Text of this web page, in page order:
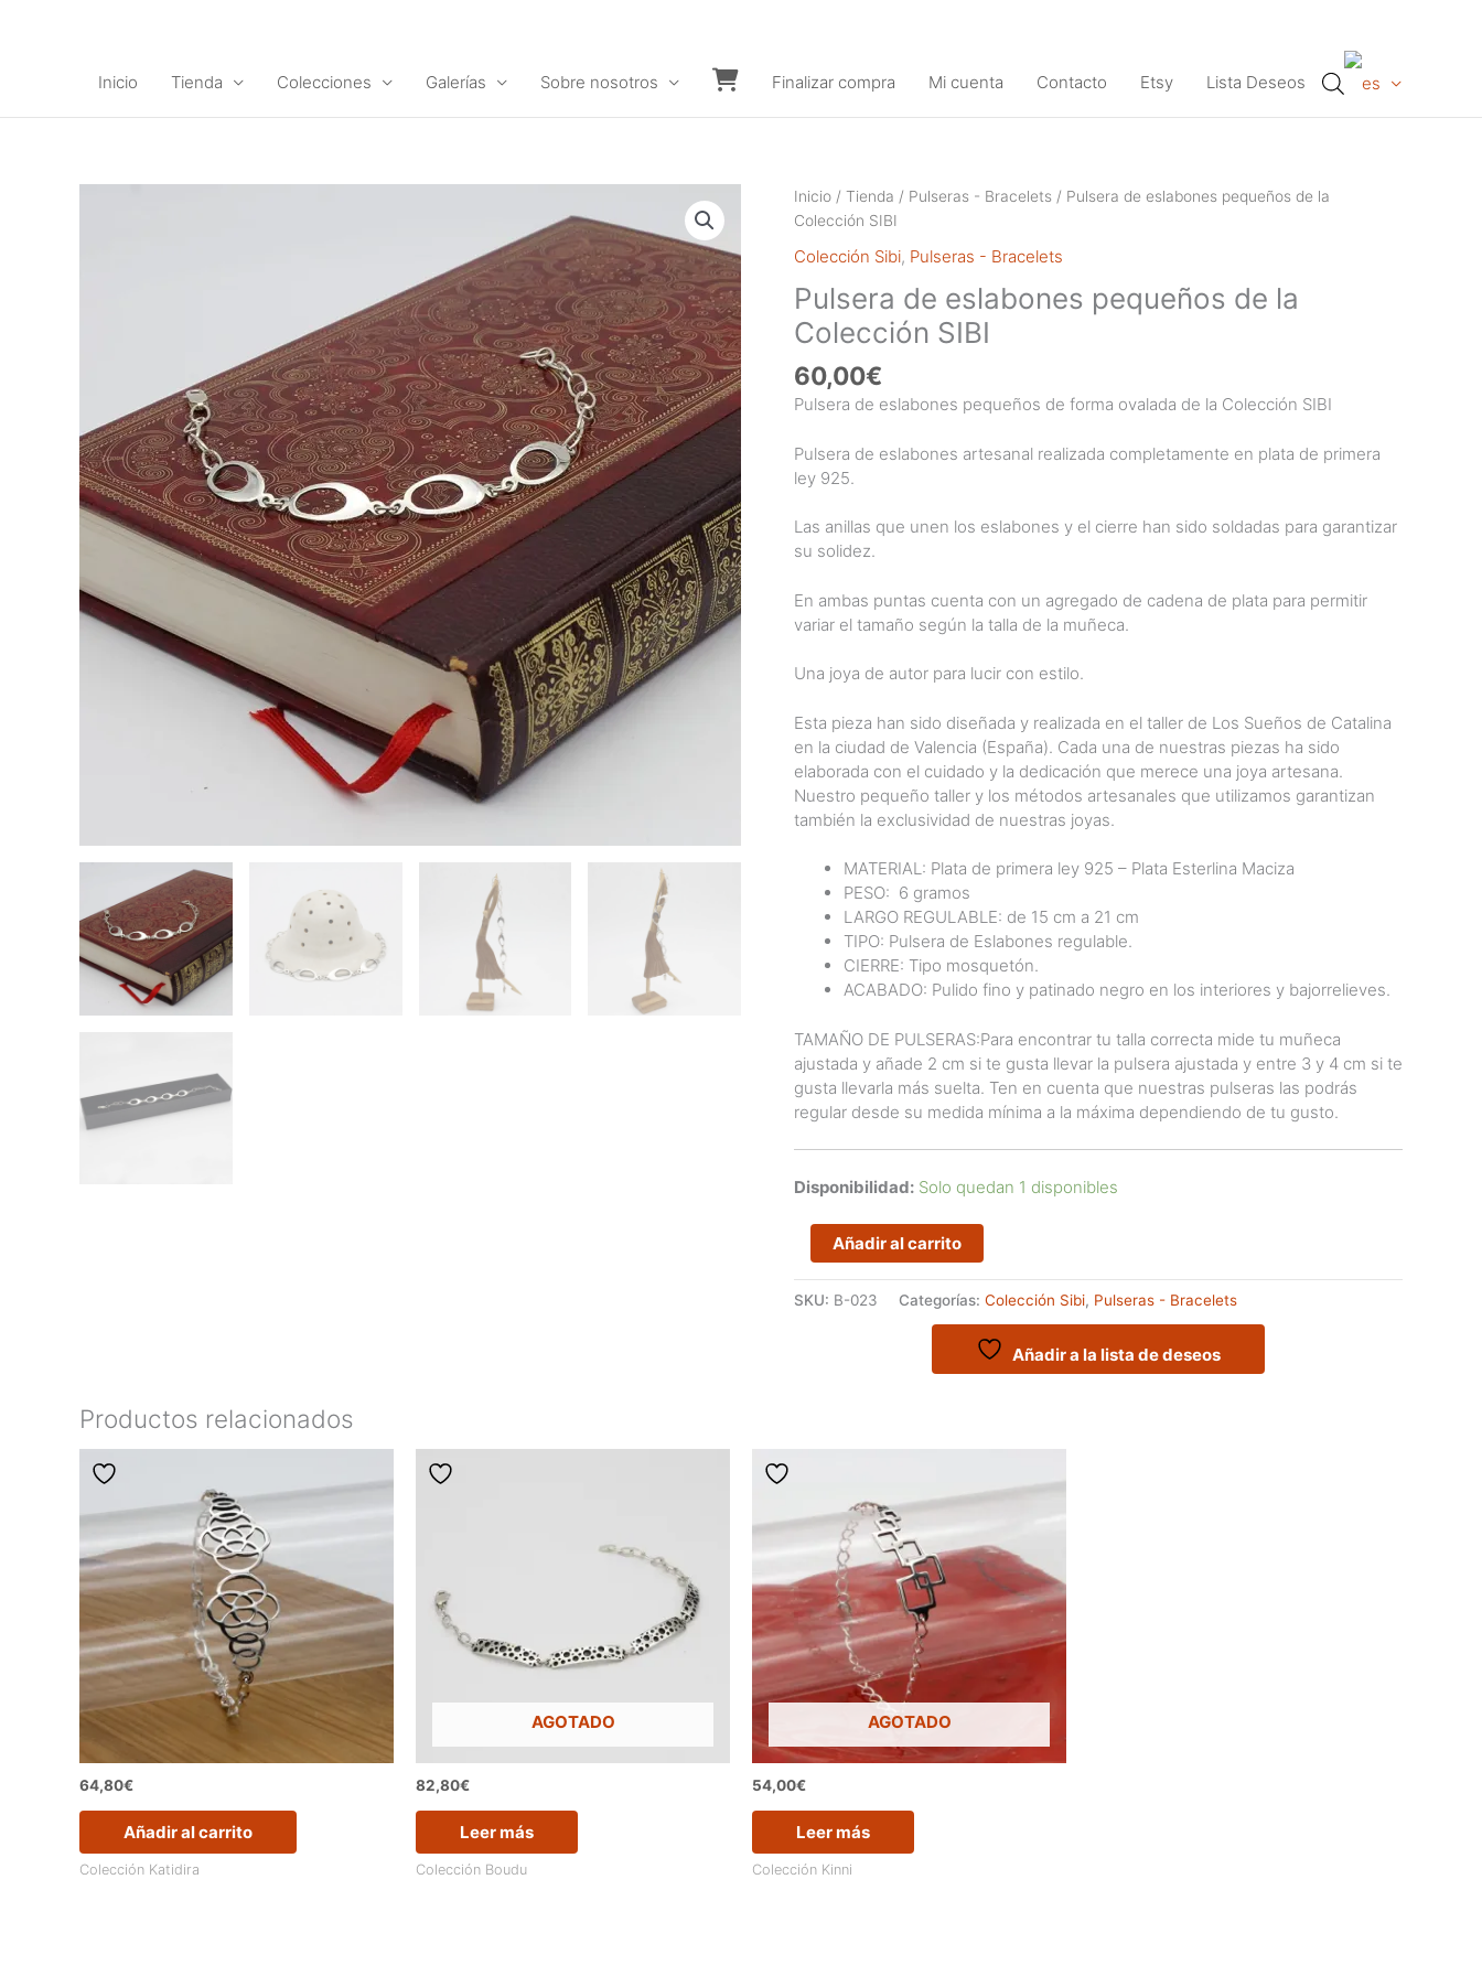
Inicio
Tienda Colecciones Galerías
Sobre nosotros
Carrito
Finalizar compra Mi cuenta Contacto Etsy Lista Deseos
Inicio / Tienda / Pulseras - Bracelets / Pulsera de eslabones pequeños de la
Colección SIBI
Colección Sibi, Pulseras - Bracelets
Pulsera de eslabones pequeños de la
Colección SIBI
60,00€
Pulsera de eslabones pequeños de forma ovalada de la Colección SIBI
Pulsera de eslabones artesanal realizada completamente en plata de primera
ley 925.
Las anillas que unen los eslabones y el cierre han sido soldadas para garantizar
su solidez.
En ambas puntas cuenta con un agregado de cadena de plata para permitir
variar el tamaño según la talla de la muñeca.
Una joya de autor para lucir con estilo.
Esta pieza han sido diseñada y realizada en el taller de Los Sueños de Catalina
en la ciudad de Valencia (España). Cada una de nuestras piezas ha sido
elaborada con el cuidado y la dedicación que merece una joya artesana.
Nuestro pequeño taller y los métodos artesanales que utilizamos garantizan
también la exclusividad de nuestras joyas.
MATERIAL: Plata de primera ley 925 – Plata Esterlina Maciza
PESO: 6 gramos
LARGO REGULABLE: de 15 cm a 21 cm
TIPO: Pulsera de Eslabones regulable.
CIERRE: Tipo mosquetón.
ACABADO: Pulido fino y patinado negro en los interiores y bajorrelieves.
TAMAÑO DE PULSERAS:Para encontrar tu talla correcta mide tu muñeca
ajustada y añade 2 cm si te gusta llevar la pulsera ajustada y entre 3 y 4 cm si te
gusta llevarla más suelta. Ten en cuenta que nuestras pulseras las podrás
regular desde su medida mínima a la máxima dependiendo de tu gusto.
Disponibilidad: Solo quedan 1 disponibles
Pulsera
de
eslabones
pequeños
Añadir al carrito
SKU: B-023 Categorías: Colección Sibi, Pulseras - Bracelets
Añadir a la lista de deseos
Productos relacionados
64,80€
Añadir al carrito
Colección Katidira
AGOTADO
82,80€
Leer más
Colección Boudu
AGOTADO
54,00€
Leer más
Colección Kinni